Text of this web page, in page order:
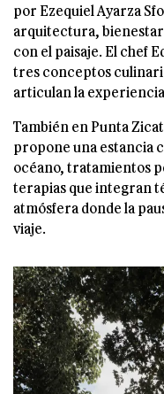
por Ezequiel Ayarza
arquitectura,
con el paisaje. El chef
tres conceptos
articulan la
También en Punta
propone una estancia
océano, tratamientos
terapias que integran
atmósfera donde la
viaje.